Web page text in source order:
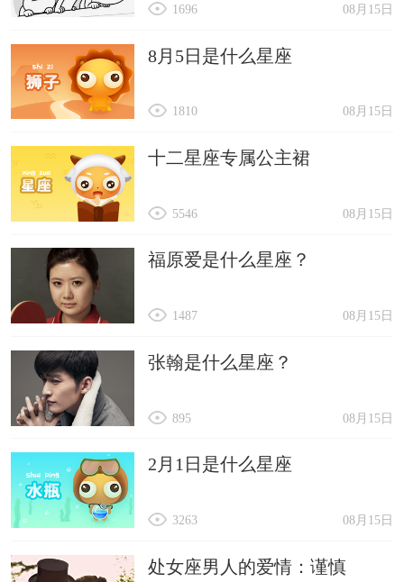
08月15日
1696
8月5日是什么星座
08月15日
1810
十二星座专属公主裙
08月15日
5546
福原爱是什么星座？
08月15日
1487
张翰是什么星座？
08月15日
895
2月1日是什么星座
08月15日
3263
处女座男人的爱情：谨慎